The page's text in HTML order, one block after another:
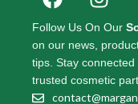
Follow Us On Our
on our news,
tips. Stay connected
trusted cosmetic